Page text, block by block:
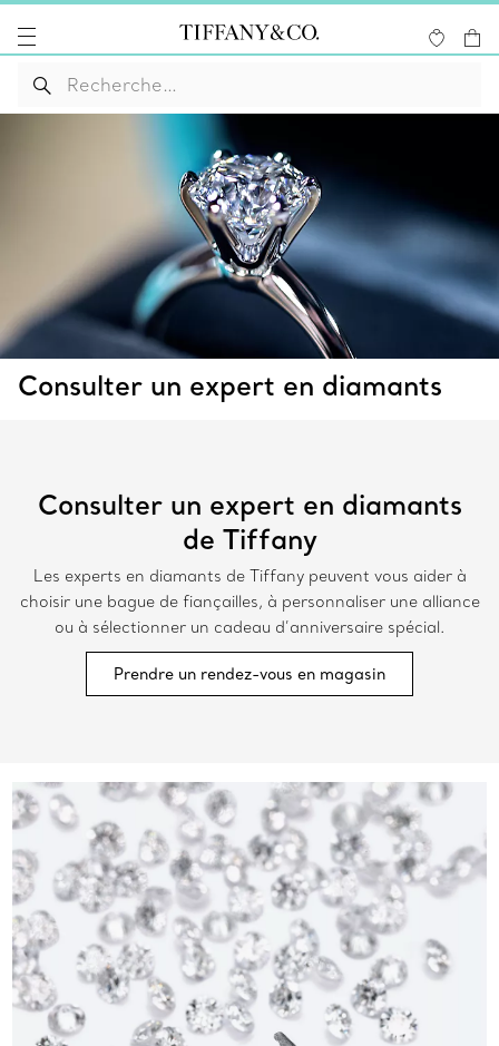
Consulter un expert en diamants
Consulter un expert en diamants
de Tiffany
Les experts en diamants de Tiffany peuvent vous aider à
choisir une bague de fiançailles, à personnaliser une alliance
ou à sélectionner un cadeau d’anniversaire spécial.
Prendre un rendez-vous en magasin